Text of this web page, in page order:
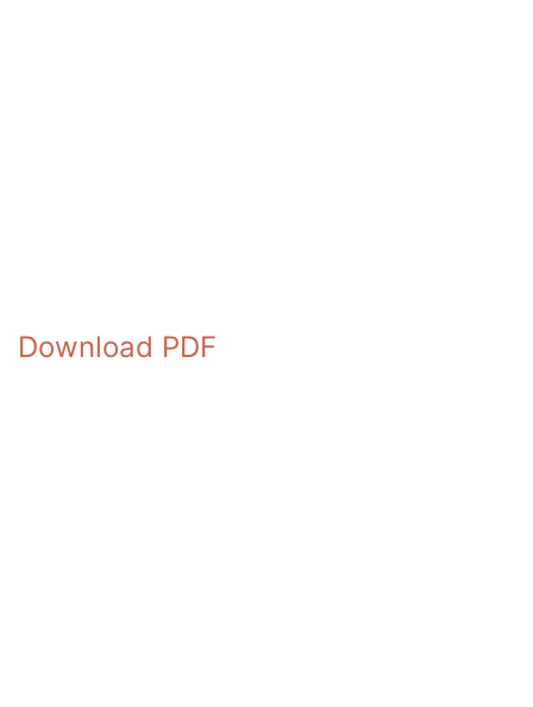
Download PDF